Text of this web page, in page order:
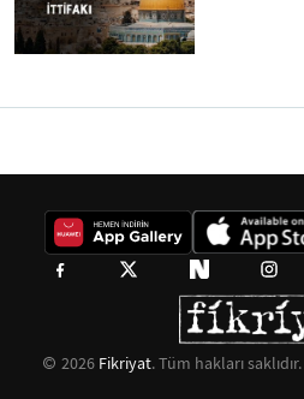
2026 Fikriyat. Tüm hakları saklıdır.